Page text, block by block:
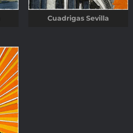
Cuadrigas Sevilla